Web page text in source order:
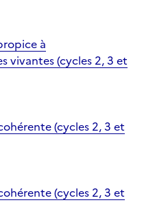
à
vivantes (cycles 2, 3 et
(cycles 2, 3 et
(cycles 2, 3 et